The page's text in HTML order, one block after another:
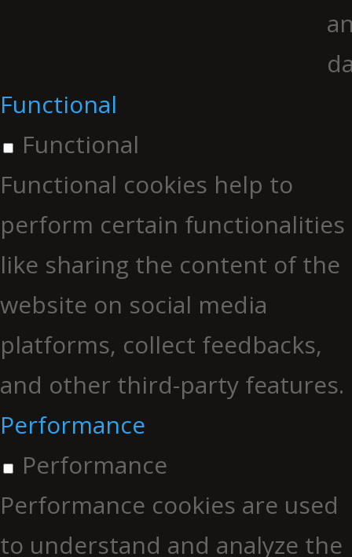
Functional
Functional
Functional cookies help to
perform certain functionalities
like sharing the content of the
website on social media
platforms, collect feedbacks,
and other third-party features.
Performance
Performance
Performance cookies are used
to understand and analyze the